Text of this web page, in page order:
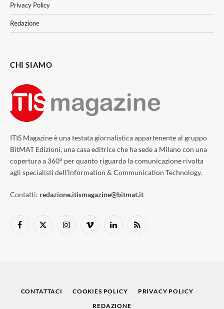
Privacy Policy
Redazione
CHI SIAMO
ITIS Magazine è una testata giornalistica appartenente al gruppo
BitMAT Edizioni, una casa editrice che ha sede a Milano con una
copertura a 360° per quanto riguarda la comunicazione rivolta
agli specialisti dell'lnformation & Communication Technology.
Contatti: redazione.itismagazine@bitmat.it
Facebook
X
InstagramVimeo LinkedInRSS
CONTATTACI COOKIES POLICY
PRIVACY POLICY
REDAZIONE